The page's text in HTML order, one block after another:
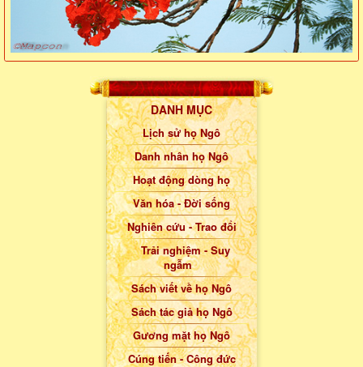
DANH MỤC
Lịch sử họ Ngô
Danh nhân họ Ngô
Hoạt động dòng họ
Văn hóa - Đời sống
Nghiên cứu - Trao đổi
Trải nghiệm - Suy
ngẫm
Sách viết về họ Ngô
Sách tác giả họ Ngô
Gương mặt họ Ngô
Cúng tiến - Công đức